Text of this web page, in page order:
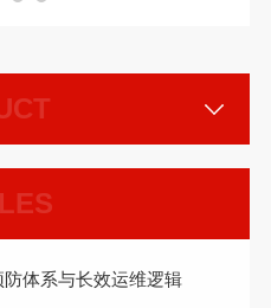
体系与长效运维逻辑